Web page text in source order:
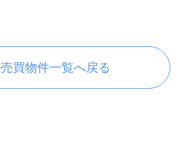
売買物件一覧へ戻る